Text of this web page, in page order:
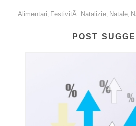
Alimentari, FestivitÃ Natalizie, Natale,
POST